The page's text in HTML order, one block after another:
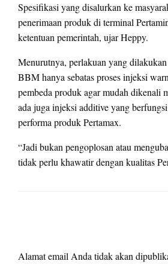
Spesifikasi yang disalurkan ke
penerimaan produk di terminal
ketentuan pemerintah, ujar Heppy.
Menurutnya, perlakuan yang
BBM hanya sebatas proses injeksi
pembeda produk agar mudah dikenali
ada juga injeksi additive yang
performa produk Pertamax.
“Jadi bukan pengoplosan atau
tidak perlu khawatir dengan kualitas
Alamat email Anda tidak akan